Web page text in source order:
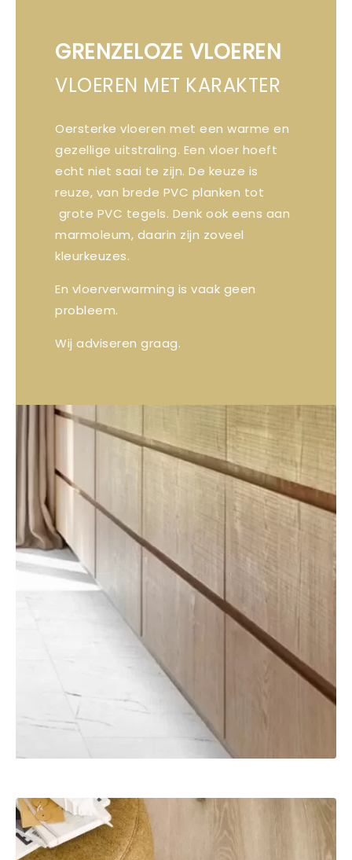
GRENZELOZE VLOEREN
VLOEREN MET KARAKTER
Oersterke vloeren met een warme en
gezellige uitstraling. Een vloer hoeft
echt niet saai te zijn. De keuze is
reuze, van brede PVC planken tot
grote PVC tegels. Denk ook eens aan
marmoleum, daarin zijn zoveel
kleurkeuzes.
En vloerverwarming is vaak geen
probleem.
Wij adviseren graag.